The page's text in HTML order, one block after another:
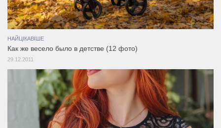
НАЙЦІКАВІШЕ
Как же весело было в детстве (12 фото)
29.12.2011